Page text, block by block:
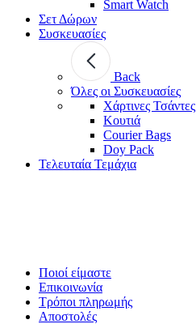
Smart Watch
Σετ Δώρων
Συσκευασίες
Back
Όλες οι Συσκευασίες
Χάρτινες Τσάντες
Κουτιά
Courier Bags
Doy Pack
Τελευταία Τεμάχια
Ποιοί είμαστε
Επικοινωνία
Τρόποι πληρωμής
Αποστολές